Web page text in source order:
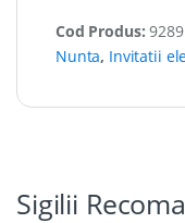
Cod Produs:
Nunta, Invitatii
Sigilii